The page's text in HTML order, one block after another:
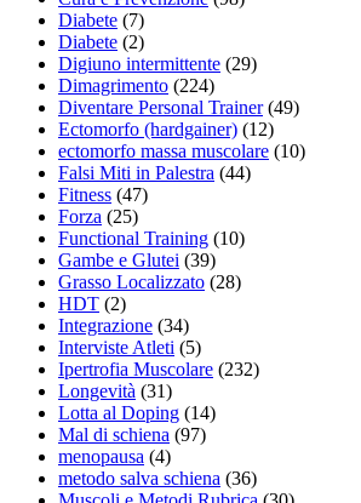
Diabete (7)
Diabete (2)
Digiuno intermittente (29)
Dimagrimento (224)
Diventare Personal Trainer(49)
Ectomorfo (hardgainer) (12)
ectomorfo massa muscolare (10)
Falsi Miti in Palestra (44)
Fitness (47)
Forza (25)
Functional Training (10)
Gambe e Glutei (39)
Grasso Localizzato (28)
HDT (2)
Integrazione (34)
Interviste Atleti (5)
Ipertrofia Muscolare (232)
Longevità (31)
Lotta al Doping (14)
Mal di schiena (97)
menopausa (4)
metodo salva schiena (36)